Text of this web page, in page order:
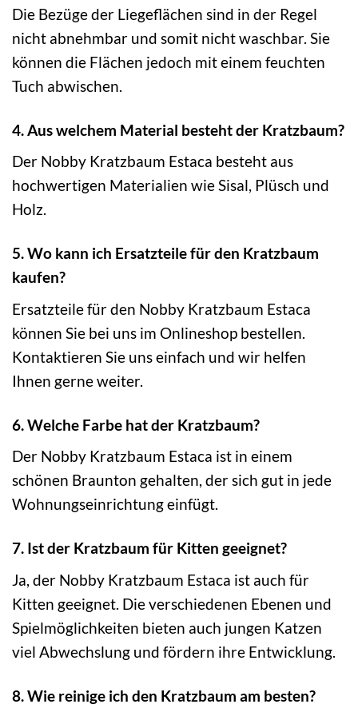
Die Bezüge der Liegeflächen sind in der Regel
nicht abnehmbar und somit nicht waschbar. Sie
können die Flächen jedoch mit einem feuchten
Tuch abwischen.
4. Aus welchem Material besteht der Kratzbaum?
Der Nobby Kratzbaum Estaca besteht aus
hochwertigen Materialien wie Sisal, Plüsch und
Holz.
5. Wo kann ich Ersatzteile für den Kratzbaum
kaufen?
Ersatzteile für den Nobby Kratzbaum Estaca
können Sie bei uns im Onlineshop bestellen.
Kontaktieren Sie uns einfach und wir helfen
Ihnen gerne weiter.
6. Welche Farbe hat der Kratzbaum?
Der Nobby Kratzbaum Estaca ist in einem
schönen Braunton gehalten, der sich gut in jede
Wohnungseinrichtung einfügt.
7. Ist der Kratzbaum für Kitten geeignet?
Ja, der Nobby Kratzbaum Estaca ist auch für
Kitten geeignet. Die verschiedenen Ebenen und
Spielmöglichkeiten bieten auch jungen Katzen
viel Abwechslung und fördern ihre Entwicklung.
8. Wie reinige ich den Kratzbaum am besten?